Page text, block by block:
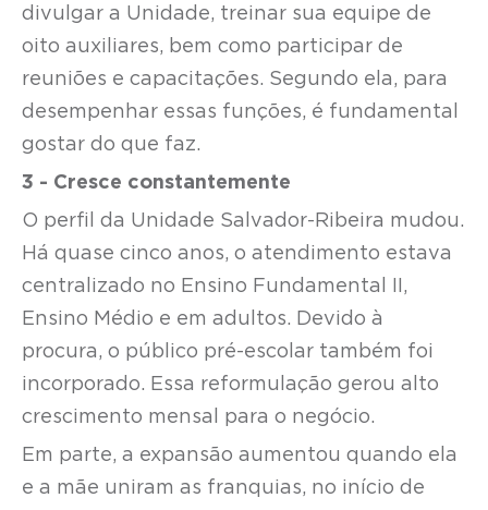
divulgar a Unidade, treinar sua equipe de
oito auxiliares, bem como participar de
reuniões e capacitações. Segundo ela, para
desempenhar essas funções, é fundamental
gostar do que faz.
3 - Cresce constantemente
O perfil da Unidade Salvador-Ribeira mudou.
Há quase cinco anos, o atendimento estava
centralizado no Ensino Fundamental II,
Ensino Médio e em adultos. Devido à
procura, o público pré-escolar também foi
incorporado. Essa reformulação gerou alto
crescimento mensal para o negócio.
Em parte, a expansão aumentou quando ela
e a mãe uniram as franquias, no início de